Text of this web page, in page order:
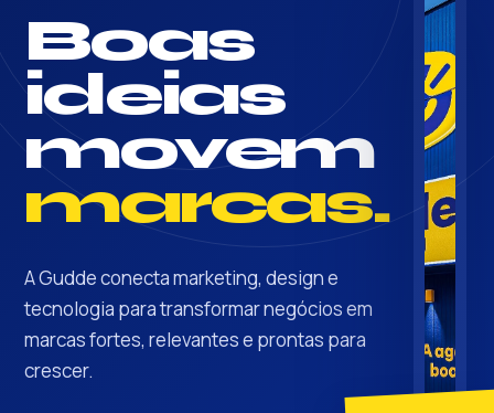
Boas
ideias
movem
marcas.
A Gudde conecta marketing, design e
tecnologia para transformar negócios em
marcas fortes, relevantes e prontas para
crescer.